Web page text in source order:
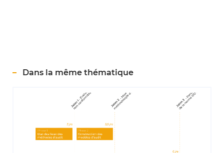
Dans la même thématique